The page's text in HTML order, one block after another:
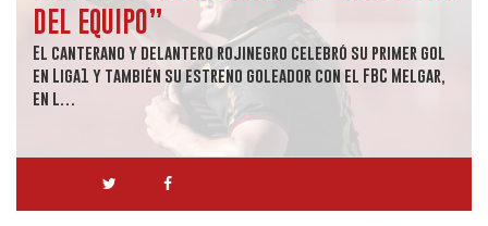
DEL EQUIPO”
El canterano y delantero rojinegro celebró su primer gol
en Liga1 y también su estreno goleador con el FBC Melgar,
en l…